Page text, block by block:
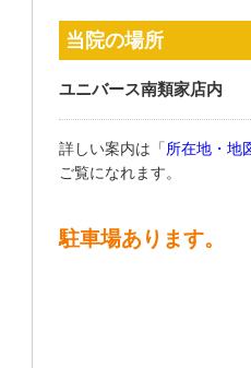
当院の場所
ユニバース南類家店内
詳しい案内は「所在地・地
ご覧になれます。
駐車場あります。